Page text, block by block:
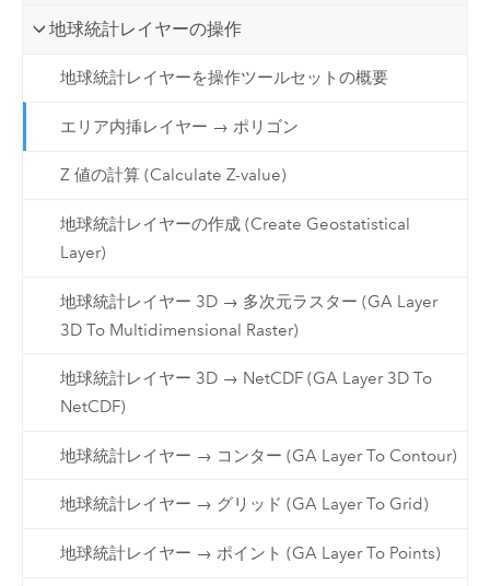
地球統計レイヤーの操作
地球統計レイヤーを操作ツールセットの概要
エリア内挿レイヤー → ポリゴン
Z 値の計算 (Calculate Z-value)
地球統計レイヤーの作成 (Create Geostatistical
Layer)
地球統計レイヤー 3D → 多次元ラスター (GA Layer
3D To Multidimensional Raster)
地球統計レイヤー 3D → NetCDF (GA Layer 3D To
NetCDF)
地球統計レイヤー → コンター (GA Layer To Contour)
地球統計レイヤー → グリッド (GA Layer To Grid)
地球統計レイヤー → ポイント (GA Layer To Points)